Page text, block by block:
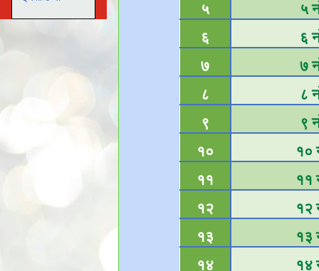
५
५
६
६
७
७
८
८
९
९
१०
१०
११
११
१२
१२
१३
१३
१४
१४